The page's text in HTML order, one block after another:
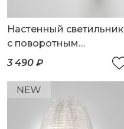
Настенный светильник
с поворотным
механизмом
3 490 ₽